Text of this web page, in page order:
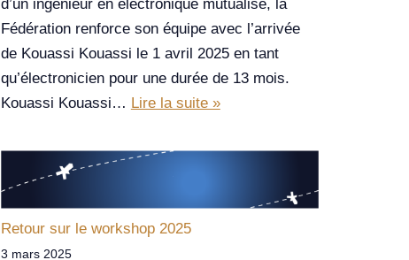
d’un ingénieur en électronique mutualisé, la
Fédération renforce son équipe avec l’arrivée
de Kouassi Kouassi le 1 avril 2025 en tant
qu’électronicien pour une durée de 13 mois.
Kouassi Kouassi… Lire la suite »
Retour sur le workshop 2025
3 mars 2025